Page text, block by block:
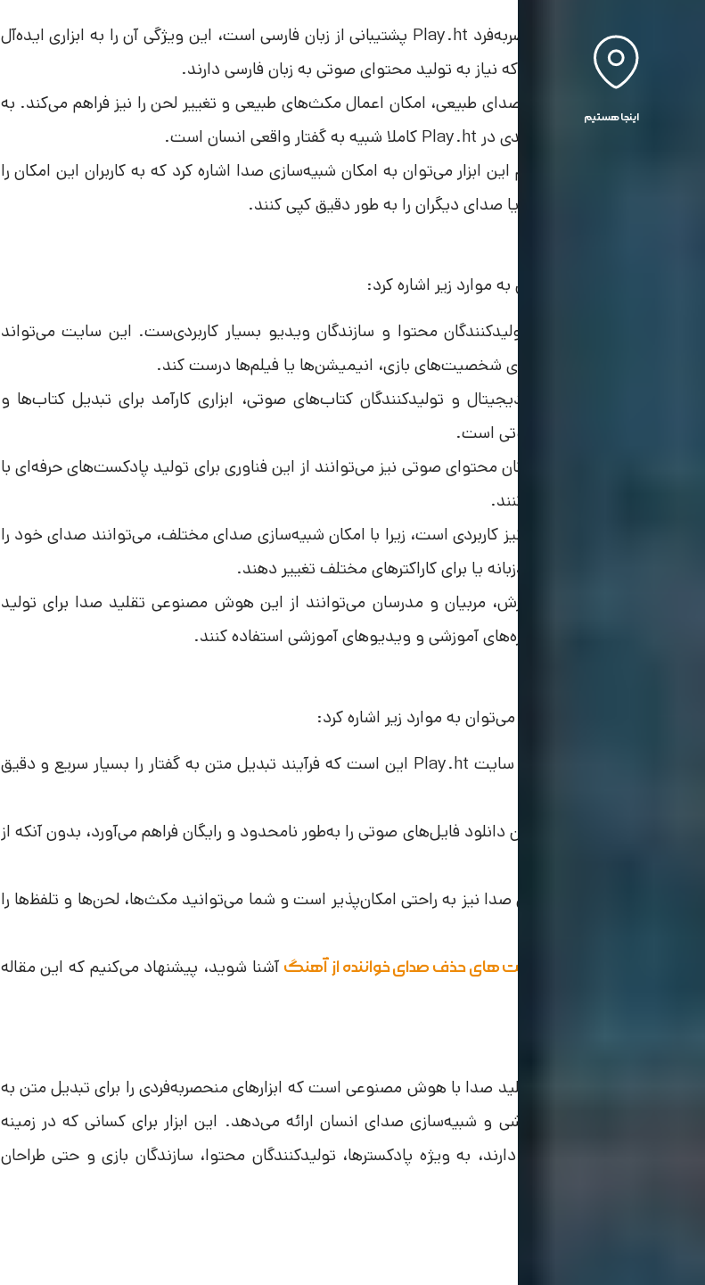
یکی از ویژگی‌های منحصربه‌فرد Play.ht پشتیبانی از زبان فارسی است، این ویژگی آن را به ابزاری ایده‌آل
برای کسانی تبدیل کرده که نیاز به تولید محتوای صوتی به زبان فارسی دارند.
این ابزار علاوه‌بر تولید صدای طبیعی، امکان اعمال مکث‌های طبیعی و تغییر لحن را نیز فراهم می‌کند. به
همین دلیل صدای تولیدی در Play.ht کاملا شبیه به گفتار واقعی انسان است.
از دیگر قابلیت‌های مهم این ابزار می‌توان به امکان شبیه‌سازی صدا اشاره کرد که به کاربران این امکان را
می‌دهد که صدای خود یا صدای دیگران را به‌ طور دقیق کپی کنند.
سایت Play.ht برای تولیدکنندگان محتوا و سازندگان ویدیو بسیار کاربردی‌ست. این سایت می‌تواند
صدای منحصر‌به‌فردی برای شخصیت‌های بازی، انیمیشن‌ها یا فیلم‌ها درست کند.
همچنین برای ناشران دیجیتال و تولیدکنندگان کتاب‌های صوتی، ابزاری کارآمد برای تبدیل کتاب‌ها و
مقالات به فایل‌های صوتی است.
پادکستر‌ها و تولیدکنندگان محتوای صوتی نیز می‌توانند از این فناوری برای تولید پادکست‌های حرفه‌ای با
صدای طبیعی استفاده کنند.
این ابزار برای دوبلورها نیز کاربردی است، زیرا با امکان شبیه‌سازی صدای مختلف، می‌توانند صدای خود را
برای تولید محتوای چندزبانه یا برای کاراکترهای مختلف تغییر دهند.
همچنین در زمینه آموزش، مربیان و مدرسان می‌توانند از این هوش مصنوعی تقلید صدا برای تولید
محتوای صوتی برای دوره‌های آموزشی و ویدیوهای آموزشی استفاده کنند.
یکی از مهم‌ترین مزایای سایت Play.ht این است که فرآیند تبدیل متن به گفتار را بسیار سریع و دقیق
همچنین، این ابزار امکان دانلود فایل‌های صوتی را به‌طور نامحدود و رایگان فراهم می‌آورد، بدون آنکه از
ویرایش و شخصی‌سازی صدا نیز به‌ راحتی امکان‌پذیر است و شما می‌توانید مکث‌ها، لحن‌ها و تلفظ‌ها را
بهترین سایت های حذف صدای خواننده از آهنگ آشنا شوید، پیشنهاد می‌کنیم که این مقاله
سایت های تقلید صدا با هوش مصنوعیاست که ابزارهای منحصر‌به‌فردی را برای تبدیل متن به
گفتار، ساخت صداهای سفارشی و شبیه‌سازی صدای انسان ارائه می‌دهد. این ابزار برای کسانی که در زمینه
تولید محتوا صوتی فعالیت دارند، به ویژه پادکسترها، تولیدکنندگان محتوا، سازندگان بازی‌ و حتی طراحان
اینجا هستیم